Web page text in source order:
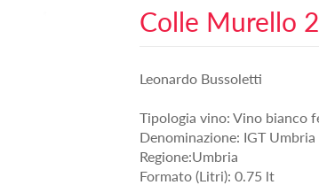
Colle Murello
Leonardo Bussoletti
Tipologia vino: Vino bianco
Denominazione: IGT
Regione:Umbria
Formato (Litri): 0.75 lt